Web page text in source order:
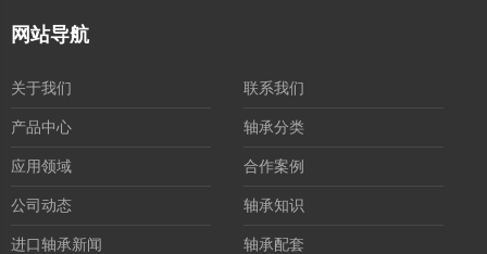
网站导航
关于我们 联系我们
产品中心 轴承分类
应用领域 合作案例
公司动态 轴承知识
进口轴承新闻 轴承配套